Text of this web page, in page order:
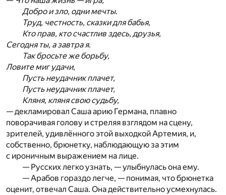
Добро и зло, одни мечты.
Труд, честность, сказки для бабья,
Кто прав, кто счастлив здесь, друзья,
Сегодня ты, а завтра я.
Так бросьте же борьбу,
Ловите миг удачи,
Пусть неудачник плачет,
Пусть неудачник плачет,
Кляня, кляня свою судьбу,
— декламировал Саша арию Германа, плавно
поворачивая голову и стреляя взглядом на сцену,
зрителей, удивлённого этой выходкой Артемия, и,
собственно, брюнетку, наблюдающую за этим
с ироничным выражением на лице.
— Русских легко узнать, — улыбнулась она ему.
— Арабов гораздо легче, — понимая, что брюнетка
оценит, отвечал Саша. Она действительно усмехнулась.